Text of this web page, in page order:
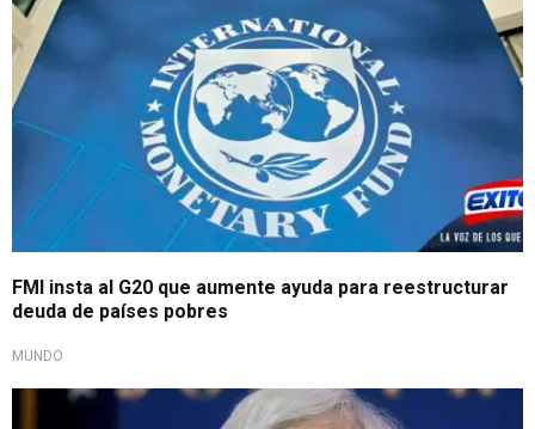
FMI insta al G20 que aumente ayuda para reestructurar
deuda de países pobres
MUNDO